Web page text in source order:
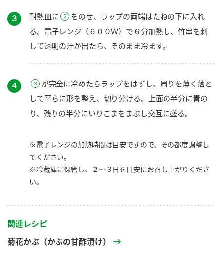
３ 耐熱皿に
をのせ、ラップの両端はたねの下に入れ
る。電子レンジ（６００Ｗ）で６分加熱し、竹串を刺
して透明の汁が出たら、そのまま冷ます。
４
が完全に冷めたらラップをはずし、周りを薄く落と
して平らに形を整え、切り分ける。上面の半分に青の
り、残りの半分にいりごまをまぶし交互に盛る。
※電子レンジの加熱時間は目安ですので、その都度調整し
てください。
※冷蔵庫に保管し、２～３日を目安にお召し上がりくださ
い。
関連レシピ
菊花かぶ（かぶの甘酢漬け）